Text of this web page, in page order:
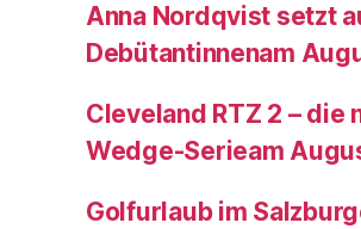
Anna Nordqvist setzt
Debütantinnenam
Cleveland RTZ 2 –
Wedge-Serieam
Golfurlaub im